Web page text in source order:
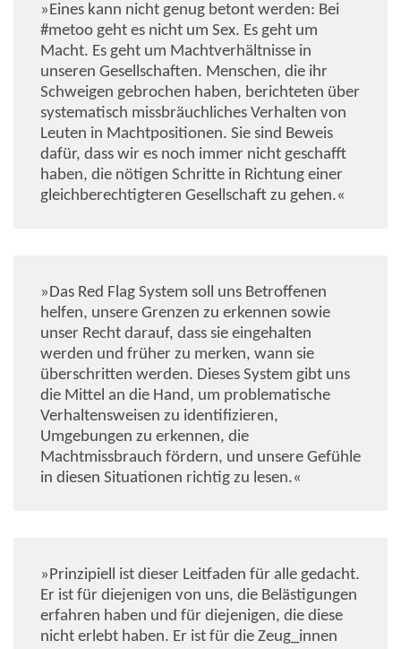
»Eines kann nicht genug betont werden: Bei
#metoo geht es nicht um Sex. Es geht um
Macht. Es geht um Machtverhältnisse in
unseren Gesellschaften. Menschen, die ihr
Schweigen gebrochen haben, berichteten über
systematisch missbräuchliches Verhalten von
Leuten in Machtpositionen. Sie sind Beweis
dafür, dass wir es noch immer nicht geschafft
haben, die nötigen Schritte in Richtung einer
gleichberechtigteren Gesellschaft zu gehen.«
»Das Red Flag System soll uns Betroffenen
helfen, unsere Grenzen zu erkennen sowie
unser Recht darauf, dass sie eingehalten
werden und früher zu merken, wann sie
überschritten werden. Dieses System gibt uns
die Mittel an die Hand, um problematische
Verhaltensweisen zu identifizieren,
Umgebungen zu erkennen, die
Machtmissbrauch fördern, und unsere Gefühle
in diesen Situationen richtig zu lesen.«
»Prinzipiell ist dieser Leitfaden für alle gedacht.
Er ist für diejenigen von uns, die Belästigungen
erfahren haben und für diejenigen, die diese
nicht erlebt haben. Er ist für die Zeug_innen